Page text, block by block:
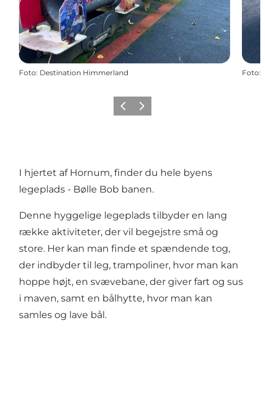
Foto: Destination Himmerland Foto:
Forrige billede
Næste billede
I hjertet af Hornum, finder du hele byens
legeplads - Bølle Bob banen.
Denne hyggelige legeplads tilbyder en lang
række aktiviteter, der vil begejstre små og
store. Her kan man finde et spændende tog,
der indbyder til leg, trampoliner, hvor man kan
hoppe højt, en svævebane, der giver fart og sus
i maven, samt en bålhytte, hvor man kan
samles og lave bål.